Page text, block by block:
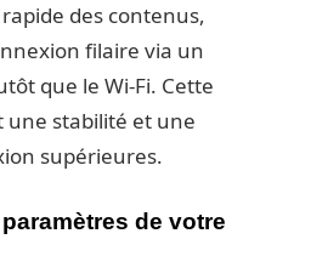
des contenus,
filaire via un
que le Wi-Fi. Cette
stabilité et une
supérieures.
de votre